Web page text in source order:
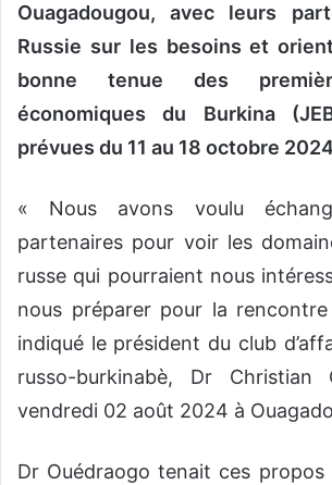
Ouagadougou, avec leurs
Russie sur les besoins et
bonne tenue des
économiques du Burkina
prévues du 11 au 18 octobre
« Nous avons voulu
partenaires pour voir les
russe qui pourraient nous
nous préparer pour la rencontre
indiqué le président du club
russo-burkinabè, Dr Christian
vendredi 02 août 2024 à
Dr Ouédraogo tenait ces propos